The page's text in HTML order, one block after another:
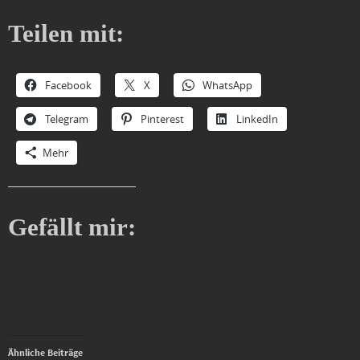
Teilen mit:
Facebook X WhatsApp
Telegram Pinterest LinkedIn
Mehr
Gefällt mir:
Ähnliche Beiträge